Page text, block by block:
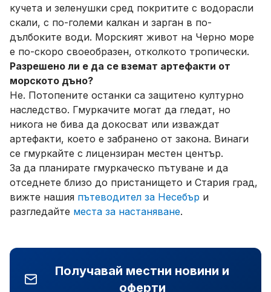
кучета и зеленушки сред покритите с водорасли
скали, с по-големи калкан и зарган в по-
дълбоките води. Морският живот на Черно море
е по-скоро своеобразен, отколкото тропически.
Разрешено ли е да се вземат артефакти от
морското дъно?
Не. Потопените останки са защитено културно
наследство. Гмуркачите могат да гледат, но
никога не бива да докосват или изваждат
артефакти, което е забранено от закона. Винаги
се гмуркайте с лицензиран местен център.
За да планирате гмуркаческо пътуване и да
отседнете близо до пристанището и Стария град,
вижте нашия пътеводител за Несебър и
разгледайте места за настаняване.
Получавай местни новини и
оферти